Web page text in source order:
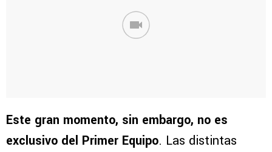
Este gran momento, sin embargo, no es
exclusivo del Primer Equipo. Las distintas